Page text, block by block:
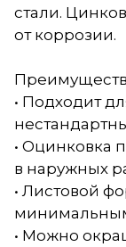
стали.
от коррозии.
• Подходит
• Оцинковка
в наружных
• Листовой
• Можно